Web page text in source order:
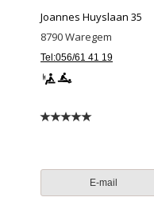
Joannes Huyslaan 35
8790Waregem
Tel:056/61 41 19
E-mail